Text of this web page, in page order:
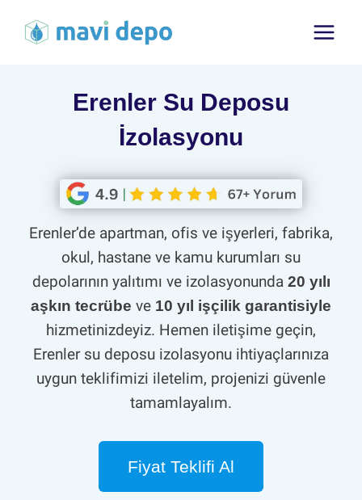
Erenler Su Deposu
İzolasyonu
Erenler’de apartman, ofis ve işyerleri, fabrika,
okul, hastane ve kamu kurumları su
depolarının yalıtımı ve izolasyonunda 20 yılı
aşkın tecrübe ve 10 yıl işçilik garantisiyle
hizmetinizdeyiz. Hemen iletişime geçin,
Erenler su deposu izolasyonu ihtiyaçlarınıza
uygun teklifimizi iletelim, projenizi güvenle
tamamlayalım.
Fiyat Teklifi Al